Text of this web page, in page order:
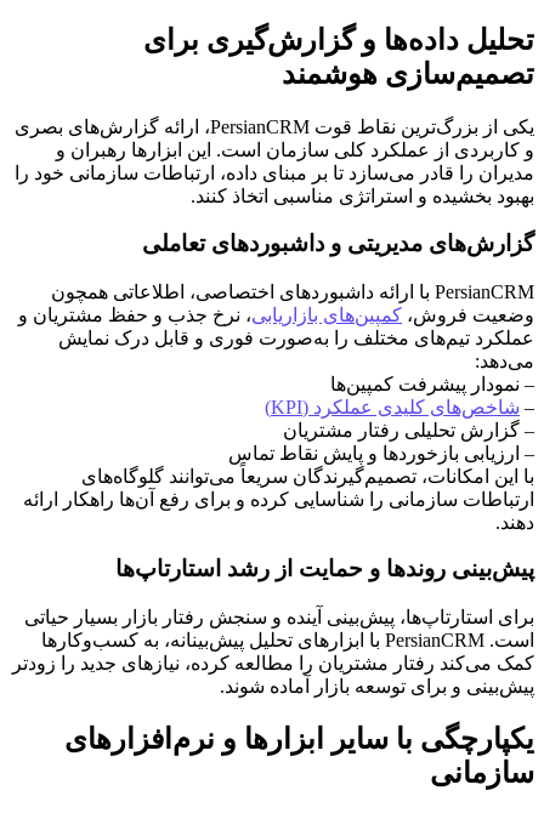
تحلیل داده‌ها و گزارش‌گیری برای
تصمیم‌سازی هوشمند
یکی از بزرگ‌ترین نقاط قوت PersianCRM، ارائه گزارش‌های بصری
و کاربردی از عملکرد کلی سازمان است. این ابزارها رهبران و
مدیران را قادر می‌سازد تا بر مبنای داده، ارتباطات سازمانی خود را
بهبود بخشیده و استراتژی مناسبی اتخاذ کنند.
گزارش‌های مدیریتی و داشبوردهای تعاملی
PersianCRM با ارائه داشبوردهای اختصاصی، اطلاعاتی همچون
وضعیت فروش، کمپین‌های بازاریابی، نرخ جذب و حفظ مشتریان و
عملکرد تیم‌های مختلف را به‌صورت فوری و قابل درک نمایش
می‌دهد:
– نمودار پیشرفت کمپین‌ها
– شاخص‌های کلیدی عملکرد (KPI)
– گزارش تحلیلی رفتار مشتریان
– ارزیابی بازخوردها و پایش نقاط تماس
با این امکانات، تصمیم‌گیرندگان سریعاً می‌توانند گلوگاه‌های
ارتباطات سازمانی را شناسایی کرده و برای رفع آن‌ها راهکار ارائه
دهند.
پیش‌بینی روندها و حمایت از رشد استارتاپ‌ها
برای استارتاپ‌ها، پیش‌بینی آینده و سنجش رفتار بازار بسیار حیاتی
است. PersianCRM با ابزارهای تحلیل پیش‌بینانه، به کسب‌وکارها
کمک می‌کند رفتار مشتریان را مطالعه کرده، نیازهای جدید را زودتر
پیش‌بینی و برای توسعه بازار آماده شوند.
یکپارچگی با سایر ابزارها و نرم‌افزارهای
سازمانی